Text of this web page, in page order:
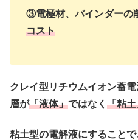
③電極材、バインダーの
コスト
クレイ型リチウムイオン蓄
層が「液体」ではなく 「粘土
粘土型の電解液にすること